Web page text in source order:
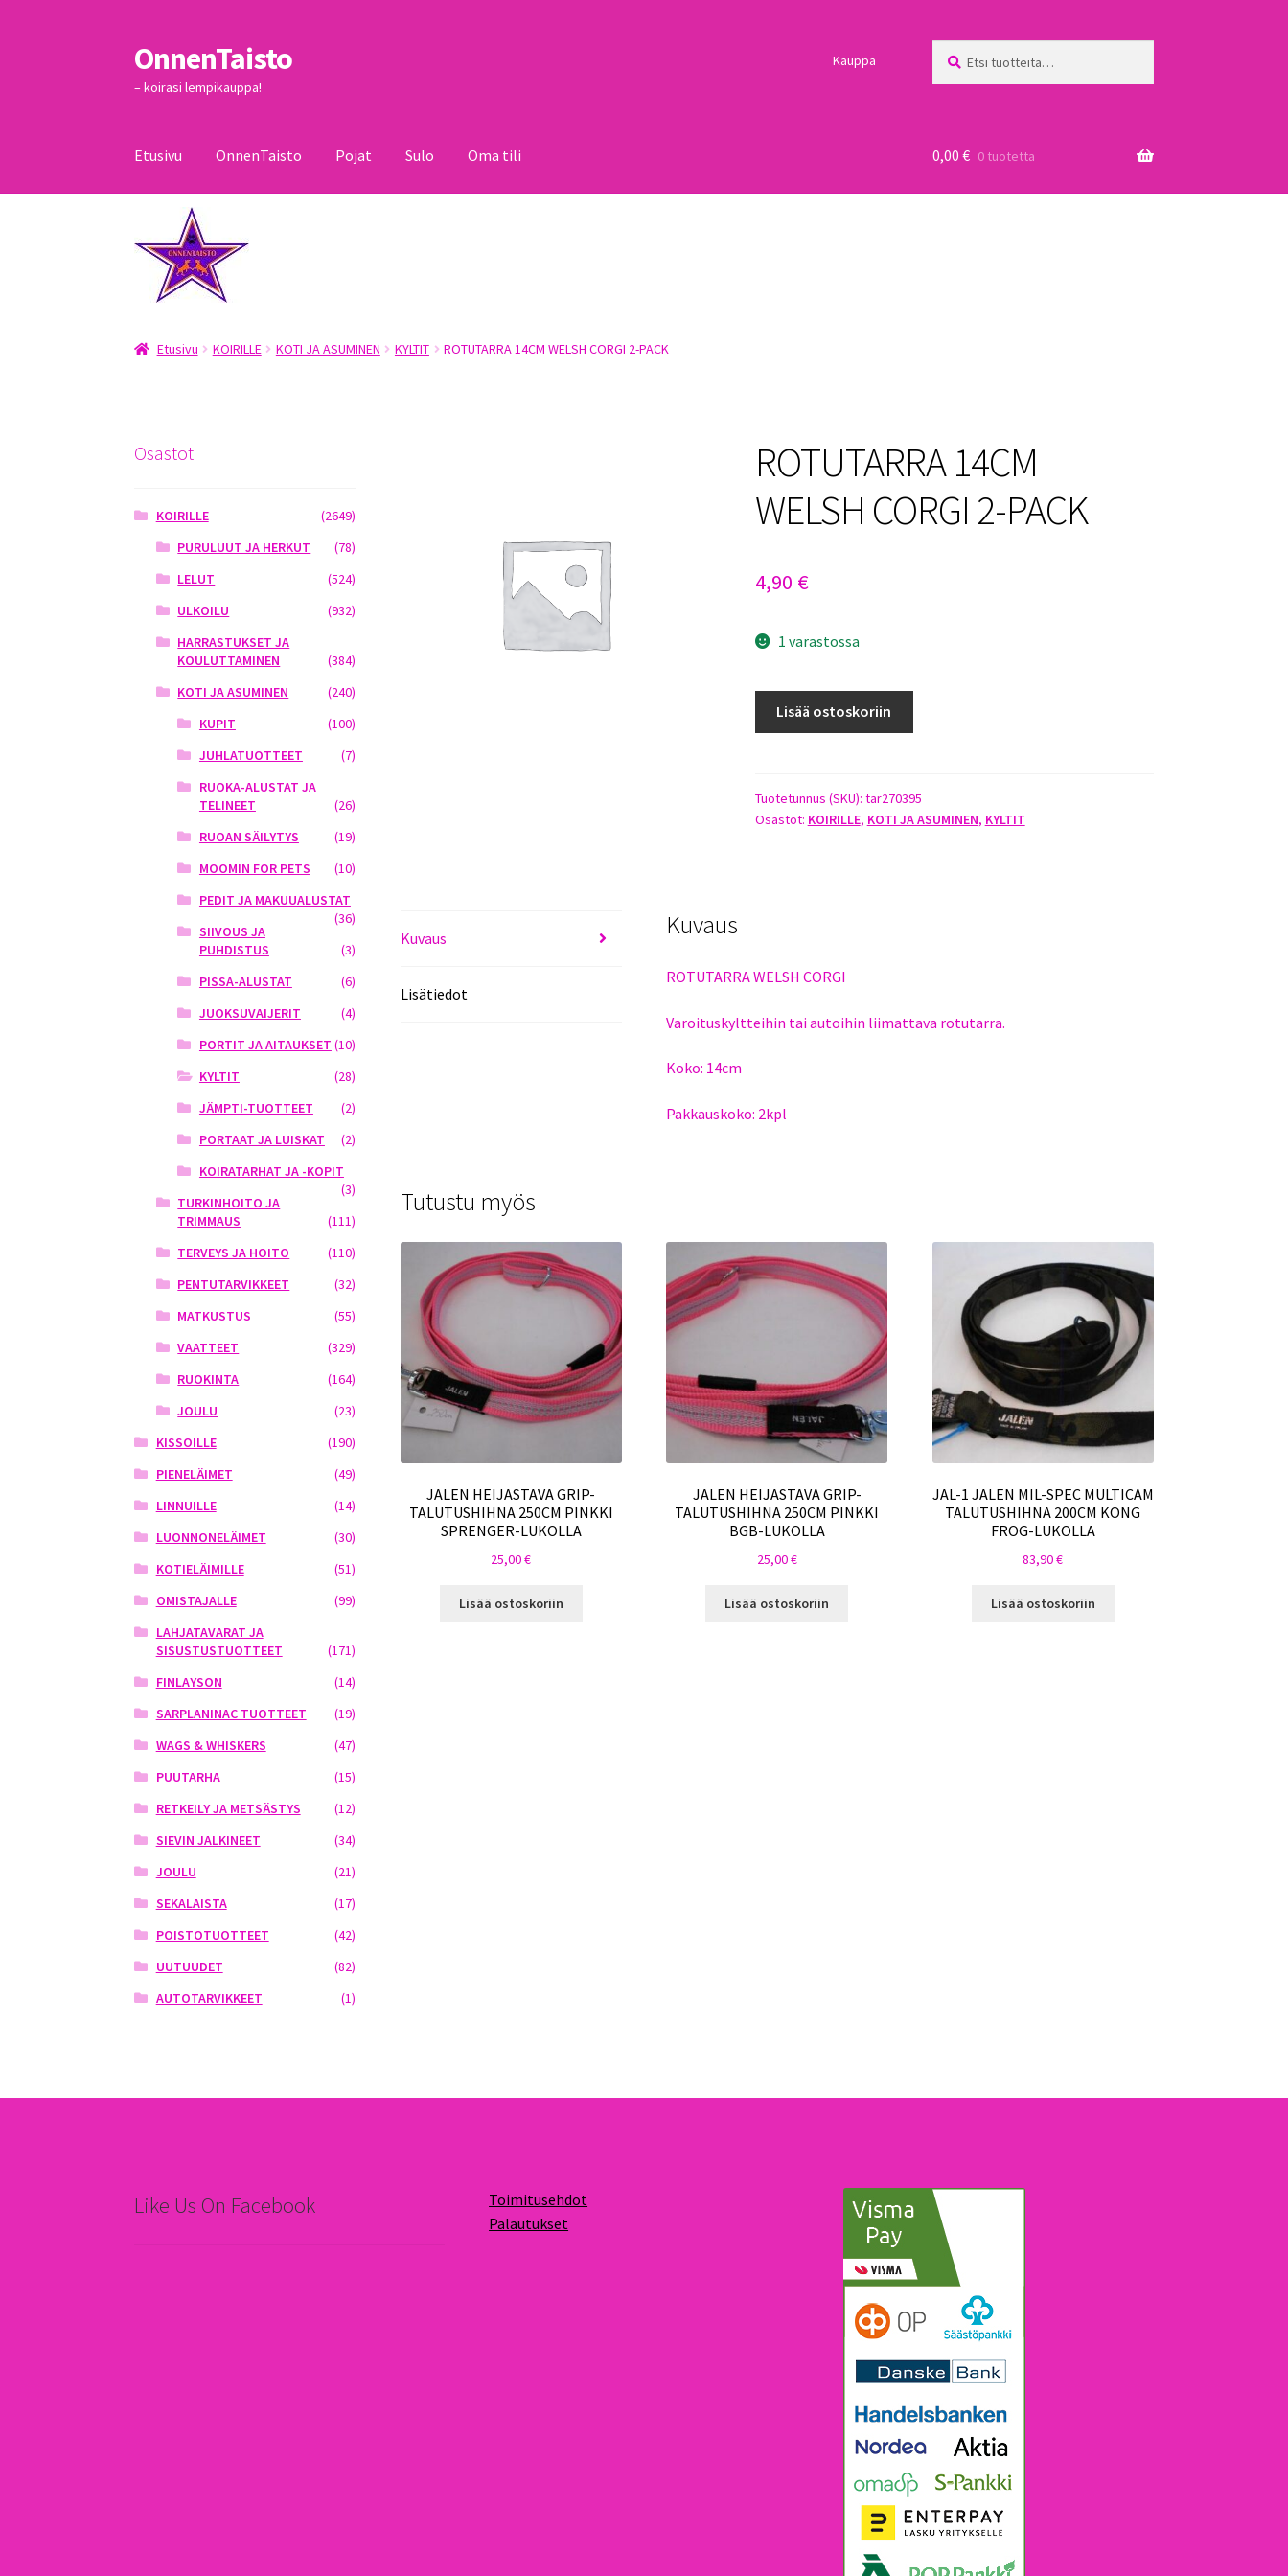
Siirry
navigointiin
Siirry
sisältöön
OnnenTaisto
– koirasi lempikauppa!
Kauppa
Etusivu OnnenTaisto Pojat Sulo Oma tili
Kassa
0,00 € 0 tuotetta
Etusivu KOIRILLE KOTI JA ASUMINEN KYLTIT ROTUTARRA 14CM WELSH CORGI 2-PACK
ROTUTARRA 14CM
WELSH CORGI 2-PACK
4,90 €
1 varastossa
2-
PACK
Lisää ostoskoriin
Tuotetunnus (SKU): tar270395
Osastot: KOIRILLE, KOTI JA ASUMINEN, KYLTIT
Kuvaus
Lisätiedot
Kuvaus
ROTUTARRA WELSH CORGI
Varoituskyltteihin tai autoihin liimattava rotutarra.
Koko: 14cm
Pakkauskoko: 2kpl
Tutustu myös
JALEN HEIJASTAVA GRIP-
TALUTUSHIHNA 250CM PINKKI
SPRENGER-LUKOLLA
25,00€
Lisää ostoskoriin
JALEN HEIJASTAVA GRIP-
TALUTUSHIHNA 250CM PINKKI
BGB-LUKOLLA
25,00€
Lisää ostoskoriin
JAL-1 JALEN MIL-SPEC MULTICAM
TALUTUSHIHNA 200CM KONG
FROG-LUKOLLA
83,90€
Lisää ostoskoriin
Osastot
KOIRILLE
(2649)
PURULUUT JA HERKUT
(78)
LELUT
(524)
ULKOILU
(932)
HARRASTUKSET JA
KOULUTTAMINEN
(384)
KOTI JA ASUMINEN
(240)
KUPIT
(100)
JUHLATUOTTEET
(7)
RUOKA-ALUSTAT JA
TELINEET
(26)
RUOAN SÄILYTYS
(19)
MOOMIN FOR PETS
(10)
PEDIT JA MAKUUALUSTAT
(36)
SIIVOUS JA
PUHDISTUS
(3)
PISSA-ALUSTAT
(6)
JUOKSUVAIJERIT
(4)
PORTIT JA AITAUKSET (10)
KYLTIT
(28)
JÄMPTI-TUOTTEET
(2)
PORTAAT JA LUISKAT
(2)
KOIRATARHAT JA -KOPIT
(3)
TURKINHOITO JA
TRIMMAUS
(111)
TERVEYS JA HOITO
(110)
PENTUTARVIKKEET
(32)
MATKUSTUS
(55)
VAATTEET
(329)
RUOKINTA
(164)
JOULU
(23)
KISSOILLE
(190)
PIENELÄIMET
(49)
LINNUILLE
(14)
LUONNONELÄIMET
(30)
KOTIELÄIMILLE
(51)
OMISTAJALLE
(99)
LAHJATAVARAT JA
SISUSTUSTUOTTEET
(171)
FINLAYSON
(14)
SARPLANINAC TUOTTEET
(19)
WAGS & WHISKERS
(47)
PUUTARHA
(15)
RETKEILY JA METSÄSTYS
(12)
SIEVIN JALKINEET
(34)
JOULU
(21)
SEKALAISTA
(17)
POISTOTUOTTEET
(42)
UUTUUDET
(82)
AUTOTARVIKKEET
(1)
Like Us On Facebook
Toimitusehdot
Palautukset